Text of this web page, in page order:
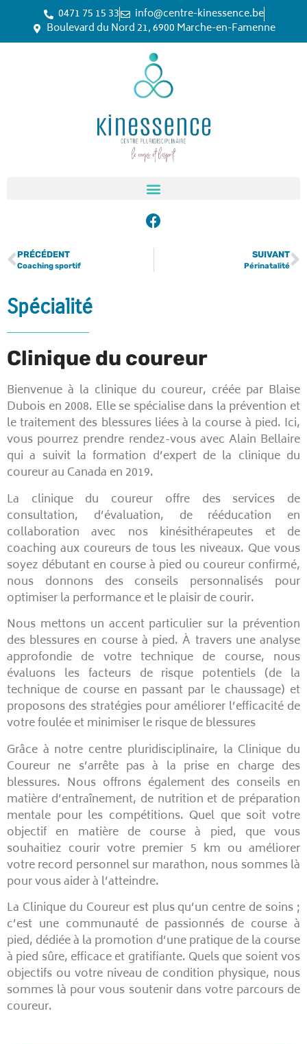
0471 75 15 33
info@centre-kinessence.be
Boulevard du Nord 21, 6900 Marche-en-Famenne
PRÉCÉDENT
Coaching sportif
SUIVANT
Périnatalité
Spécialité
Clinique du coureur
Bienvenue à la clinique du coureur, créée par Blaise
Dubois en 2008. Elle se spécialise dans la prévention et
le traitement des blessures liées à la course à pied. Ici,
vous pourrez prendre rendez-vous avec Alain Bellaire
qui a suivit la formation d’expert de la clinique du
coureur au Canada en 2019.
La clinique du coureur offre des services de
consultation, d’évaluation, de rééducation en
collaboration avec nos kinésithérapeutes et de
coaching aux coureurs de tous les niveaux. Que vous
soyez débutant en course à pied ou coureur confirmé,
nous donnons des conseils personnalisés pour
optimiser la performance et le plaisir de courir.
Nous mettons un accent particulier sur la prévention
des blessures en course à pied. À travers une analyse
approfondie de votre technique de course, nous
évaluons les facteurs de risque potentiels (de la
technique de course en passant par le chaussage) et
proposons des stratégies pour améliorer l’efficacité de
votre foulée et minimiser le risque de blessures
Grâce à notre centre pluridisciplinaire, la Clinique du
Coureur ne s’arrête pas à la prise en charge des
blessures. Nous offrons également des conseils en
matière d’entraînement, de nutrition et de préparation
mentale pour les compétitions. Quel que soit votre
objectif en matière de course à pied, que vous
souhaitiez courir votre premier 5 km ou améliorer
votre record personnel sur marathon, nous sommes là
pour vous aider à l’atteindre.
La Clinique du Coureur est plus qu’un centre de soins ;
c’est une communauté de passionnés de course à
pied, dédiée à la promotion d’une pratique de la course
à pied sûre, efficace et gratifiante. Quels que soient vos
objectifs ou votre niveau de condition physique, nous
sommes là pour vous soutenir dans votre parcours de
coureur.